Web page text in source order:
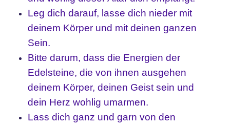
Leg dich darauf, lasse dich nieder mit
deinem Körper und mit deinen ganzen
Sein.
Bitte darum, dass die Energien der
Edelsteine, die von ihnen ausgehen
deinem Körper, deinen Geist sein und
dein Herz wohlig umarmen.
Lass dich ganz und garn von den